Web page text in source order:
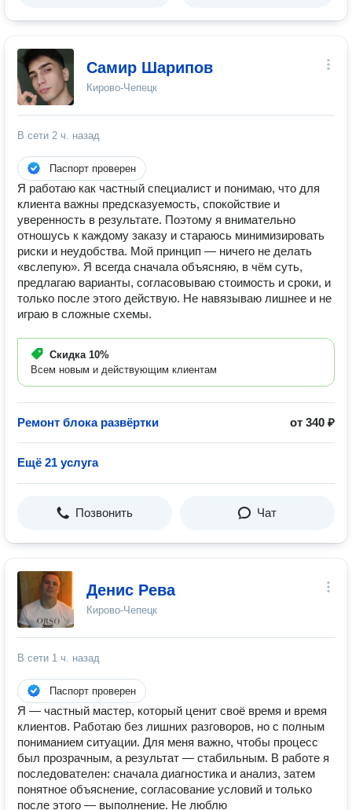
Самир Шарипов
Кирово-Чепецк
В сети 2 ч. назад
Паспорт проверен
Я работаю как частный специалист и понимаю, что для
клиента важны предсказуемость, спокойствие и
уверенность в результате. Поэтому я внимательно
отношусь к каждому заказу и стараюсь минимизировать
риски и неудобства. Мой принцип — ничего не делать
«вслепую». Я всегда сначала объясняю, в чём суть,
предлагаю варианты, согласовываю стоимость и сроки, и
только после этого действую. Не навязываю лишнее и не
играю в сложные схемы.
Скидка 10%
Всем новым и действующим клиентам
Ремонт блока развёртки от 340 ₽
Ещё 21 услуга
Позвонить Чат
Денис Рева
Кирово-Чепецк
В сети 1 ч. назад
Паспорт проверен
Я — частный мастер, который ценит своё время и время
клиентов. Работаю без лишних разговоров, но с полным
пониманием ситуации. Для меня важно, чтобы процесс
был прозрачным, а результат — стабильным. В работе я
последователен: сначала диагностика и анализ, затем
понятное объяснение, согласование условий и только
после этого — выполнение. Не люблю